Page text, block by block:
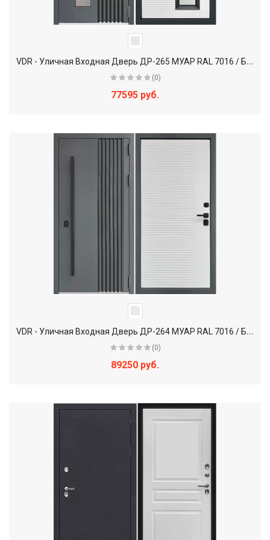
V
DR - Уличная Входная Дверь ДР-265 МУАР RAL 7016 / Белый
(0)
77595 руб.
V
DR - Уличная Входная Дверь ДР-264 МУАР RAL 7016 / Белый
(0)
89250 руб.